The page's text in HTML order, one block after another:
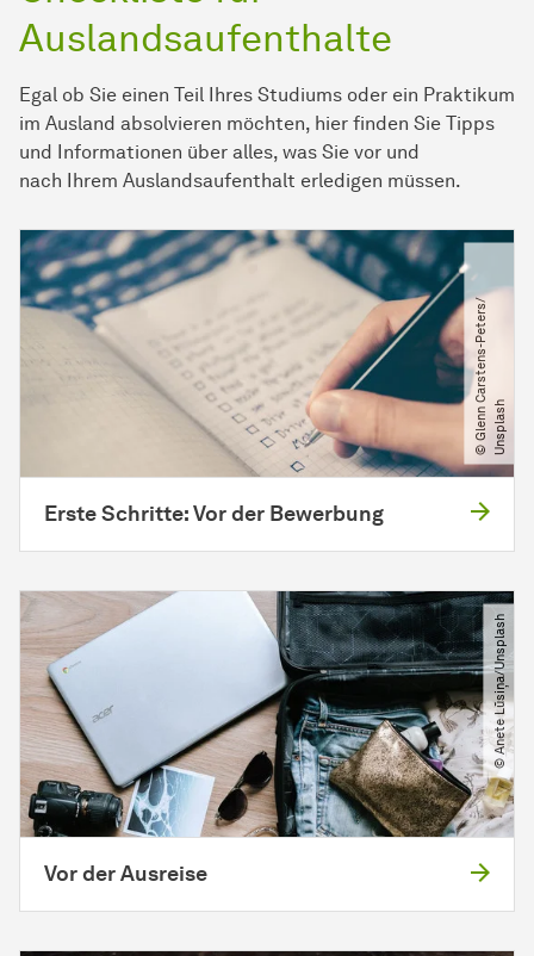
Auslandsaufenthalte
Egal ob Sie einen Teil Ihres Studiums oder ein Praktikum
im Ausland absolvieren möchten, hier finden Sie Tipps
und Informationen über alles, was Sie vor und
nach Ihrem Auslandsaufenthalt erledigen müssen.
©
G
l
e
n
n
C
a
r
s
t
e
n
s
-
P
e
t
e
r
s​
/​
U
n
s
p
l
a
sh
Erste Schritte: Vor der Bewerbung
© Anete Lūsiņa​/​Unsplash
Vor der Ausreise